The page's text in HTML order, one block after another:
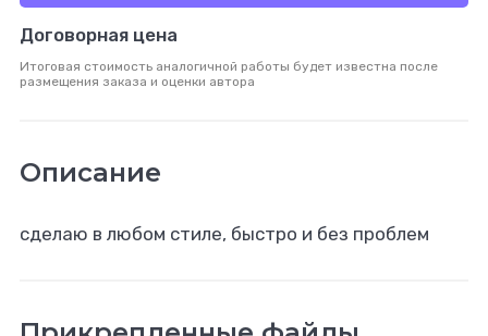
Договорная цена
Итоговая стоимость аналогичной работы будет известна после
размещения заказа и оценки автора
Описание
сделаю в любом стиле, быстро и без проблем